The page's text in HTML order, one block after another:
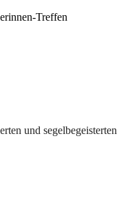
Treffen
und